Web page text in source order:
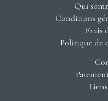
Qui
Conditions
Frais
Politique de